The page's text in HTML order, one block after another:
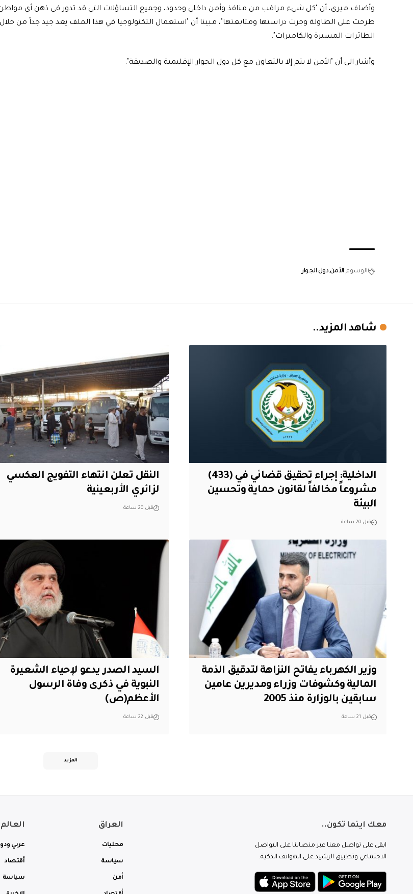
وأضاف ميري، أن "كل شيء مراقب من منافذ وأمن داخلي وحدود، وجميع التساؤلات التي قد تدور في ذهن أي
طرحت على الطاولة وجرت دراستها ومتابعتها"، مبينا أن "استعمال التكنولوجيا في هذا الملف يعد جيد جداً من خلال
الطائرات المسيرة والكاميرات".
وأشار الى أن "الأمن لا يتم إلا بالتعاون مع كل دول الجوار الإقليمية والصديقة".
الوسوم الأمن دول الجوار
شاهد المزيد..
الداخلية: إجراء تحقيق قضائي في (433)
مشروعاً مخالفاً لقانون حماية وتحسين
البيئة
قبل 20 ساعة
النقل تعلن انتهاء التفويج العكسي
لزائري الأربعينية
قبل 20 ساعة
وزير الكهرباء يفاتح النزاهة لتدقيق الذمة
المالية وكشوفات وزراء ومديرين عامين
سابقين بالوزارة منذ 2005
قبل 21 ساعة
السيد الصدر يدعو لإحياء الشعيرة
النبوية في ذكرى وفاة الرسول
الأعظم(ص)
قبل 22 ساعة
المزيد
معك اينما تكون..
ابقى على تواصل معنا عبر منصاتنا على التواصل
الاجتماعي وتطبيق الرشيد على الهواتف الذكية.
العراق
محليات
سياسة
أمن
العالم
عربي
أقتصاد
سياسة